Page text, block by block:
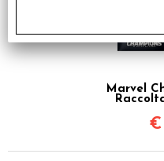
Marvel
€